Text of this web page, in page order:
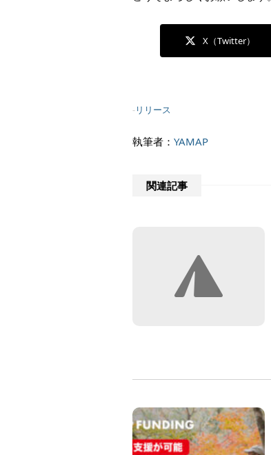
X（Twitter）
-リリース
執筆者： YAMAP
関連記事